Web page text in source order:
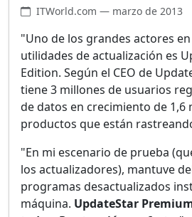
ITWorld.com — marzo de 2013
"Uno de los grandes actores
utilidades de actualización es
Edition. Según el CEO de
tiene 3 millones de usuarios
de datos en crecimiento de 1,6
productos que están
"En mi escenario de prueba
los actualizadores), mantuve
programas desactualizados
máquina. UpdateStar